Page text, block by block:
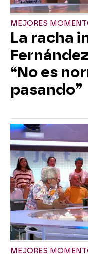
MEJORES
La racha
“No es
pasando”
MEJORES